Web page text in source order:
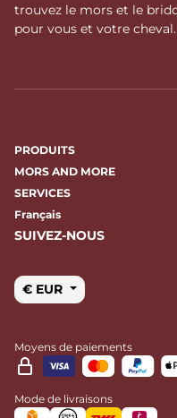
trouvez le mors et le
pour vous et votre cheval.
PRODUITS
MORS AND MORE
SERVICES
Français
SUIVEZ-NOUS
€ EUR
Moyens de paiements
Mode de livraisons